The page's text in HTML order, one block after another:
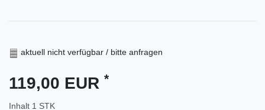
aktuell nicht verfügbar / bitte anfragen
119,00 EUR *
Inhalt 1 STK